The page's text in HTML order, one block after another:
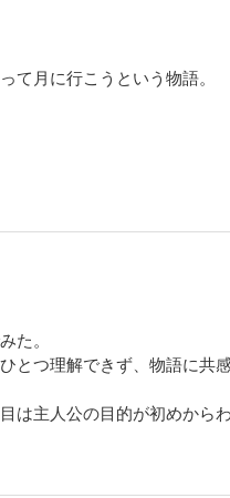
て月に行こうという物語。
た。
とつ理解できず、物語に共
は主人公の目的が初めから